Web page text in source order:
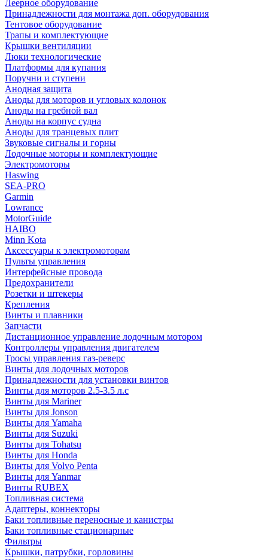
Леерное оборудование
Принадлежности для монтажа доп. оборудования
Тентовое оборудование
Трапы и комплектующие
Крышки вентиляции
Люки технологические
Платформы для купания
Поручни и ступени
Анодная защита
Аноды для моторов и угловых колонок
Аноды на гребной вал
Аноды на корпус судна
Аноды для транцевых плит
Звуковые сигналы и горны
Лодочные моторы и комплектующие
Электромоторы
Haswing
SEA-PRO
Garmin
Lowrance
MotorGuide
HAIBO
Minn Kota
Аксессуары к электромоторам
Пульты управления
Интерфейсные провода
Предохранители
Розетки и штекеры
Крепления
Винты и плавники
Запчасти
Дистанционное управление лодочным мотором
Контроллеры управления двигателем
Тросы управления газ-реверс
Винты для лодочных моторов
Принадлежности для установки винтов
Винты для моторов 2.5-3.5 л.с
Винты для Mariner
Винты для Jonson
Винты для Yamaha
Винты для Suzuki
Винты для Tohatsu
Винты для Honda
Винты для Volvo Penta
Винты для Yanmar
Винты RUBEX
Топливная система
Адаптеры, коннекторы
Баки топливные переносные и канистры
Баки топливные стационарные
Фильтры
Крышки, патрубки, горловины